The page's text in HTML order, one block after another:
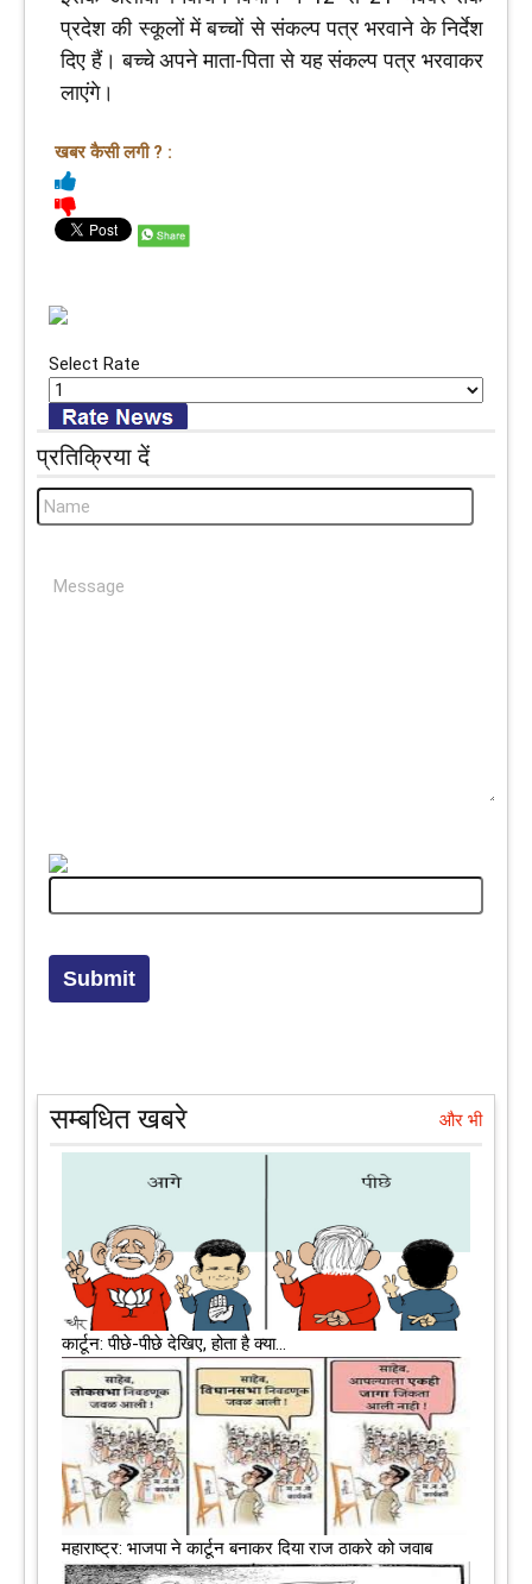
प्रदेश की स्कूलों में बच्चों से संकल्प पत्र भरवाने के निर्देश
दिए हैं। बच्चे अपने माता-पिता से यह संकल्प पत्र भरवाकर
लाएंगे।
खबर कैसी लगी ? :
Select Rate
प्रतिक्रिया दें
सम्बधित खबरे और भी
कार्टून: पीछे-पीछे देखिए, होता है क्या…
महाराष्‍ट्र: भाजपा ने कार्टून बनाकर दिया राज ठाकरे को जवाब